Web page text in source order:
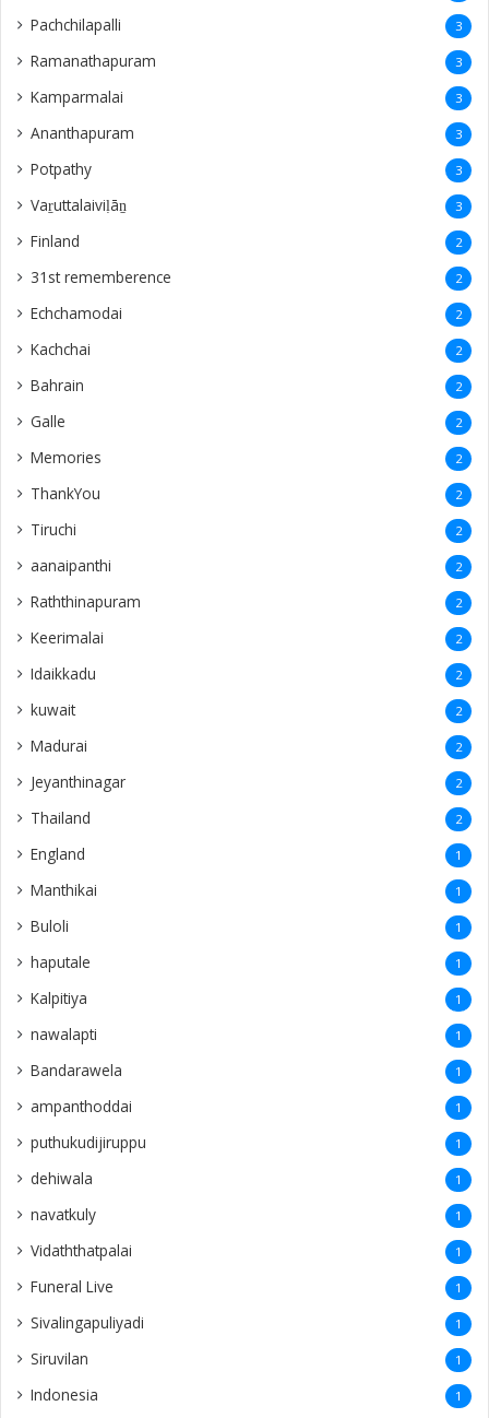
Pachchilapalli 3
Ramanathapuram 3
Kamparmalai 3
Ananthapuram 3
‎Potpathy 3
Vaṟuttalaiviḷāṉ 3
Finland 2
31st rememberence 2
Echchamodai 2
Kachchai 2
Bahrain 2
Galle 2
Memories 2
ThankYou 2
Tiruchi 2
aanaipanthi 2
Raththinapuram 2
Keerimalai 2
Idaikkadu 2
kuwait 2
Madurai 2
Jeyanthinagar 2
Thailand 2
England 1
Manthikai 1
Buloli 1
haputale 1
Kalpitiya 1
nawalapti 1
Bandarawela 1
ampanthoddai 1
puthukudijiruppu 1
dehiwala 1
navatkuly 1
Vidaththatpalai 1
Funeral Live 1
Sivalingapuliyadi 1
Siruvilan 1
Indonesia 1